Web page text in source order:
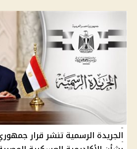
الجريدة الرسمية تنشر قرار